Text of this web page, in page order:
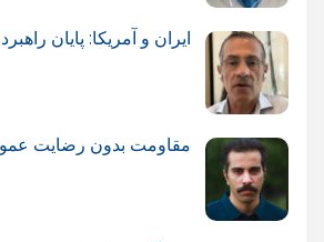
ایران و آمریکا: پایان
مقاومت بدون رضایت